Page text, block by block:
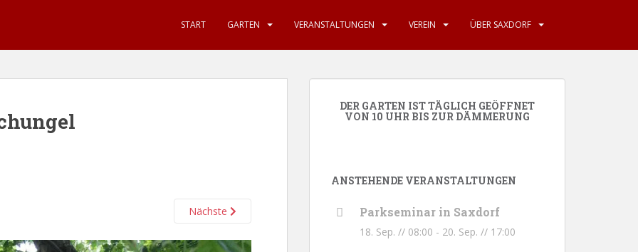
START GARTEN VERANSTALTUNGEN VEREIN ÜBER SAXDORF
Nächste
DER GARTEN IST TÄGLICH GEÖFFNET
VON 10 UHR BIS ZUR DÄMMERUNG
ANSTEHENDE VERANSTALTUNGEN
Parkseminar in Saxdorf
18. Sep. // 08:00 - 20. Sep. // 17:00